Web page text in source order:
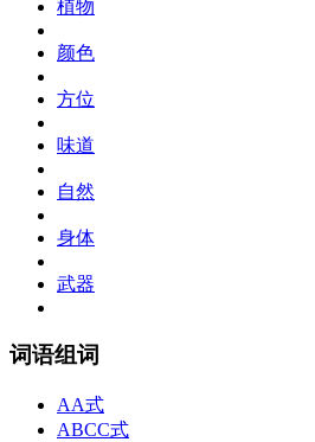
植物
颜色
方位
味道
自然
身体
武器
词语组词
AA式
ABCC式